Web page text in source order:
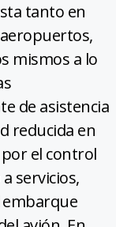
tanto en
mismos a lo
de asistencia
reducida en
el control
servicios,
embarque